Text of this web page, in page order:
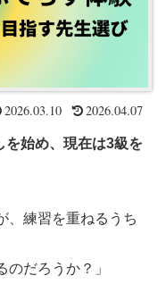
2026.03.10 2026.04.07
を始め、現在は3級を
、練習を重ねるうち
のだろうか？」